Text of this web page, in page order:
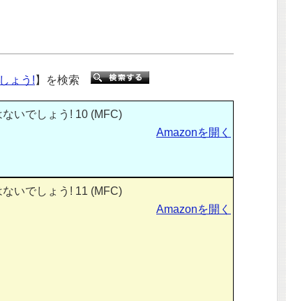
ょう! 】を検索
いでしょう! 10 (MFC)
Amazonを開く
いでしょう! 11 (MFC)
Amazonを開く